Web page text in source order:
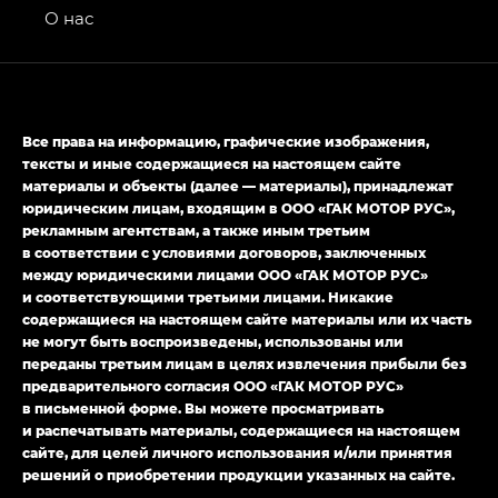
привод — GB AWD, Джи Эль Полный привод —
LOUNGE
Empow — Эмпау (Empow) в комплектации
Джи Эс — GS, Джи Эль с элементы экстерьера
в спортивном стиле — GL(S-Style)
О нас
Все права на информацию, графические изображения,
тексты и иные содержащиеся на настоящем сайте
материалы и объекты (далее — материалы), принадлежат
юридическим лицам, входящим в ООО «ГАК МОТОР РУС»,
рекламным агентствам, а также иным третьим
в соответствии с условиями договоров, заключенных
между юридическими лицами ООО «ГАК МОТОР РУС»
и соответствующими третьими лицами. Никакие
содержащиеся на настоящем сайте материалы или их часть
не могут быть воспроизведены, использованы или
переданы третьим лицам в целях извлечения прибыли без
предварительного согласия ООО «ГАК МОТОР РУС»
в письменной форме. Вы можете просматривать
и распечатывать материалы, содержащиеся на настоящем
сайте, для целей личного использования и/или принятия
решений о приобретении продукции указанных на сайте.